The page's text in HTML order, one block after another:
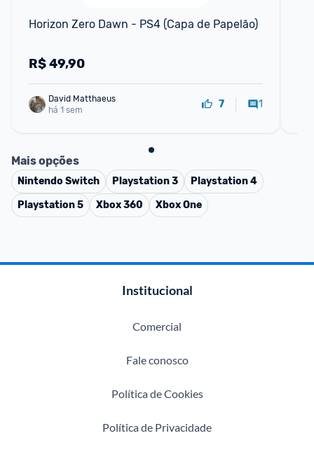
Horizon Zero Dawn - PS4 (Capa de Papelão)
R$49,90
há 1 sem
7 1
Mais opções
Nintendo Switch Playstation 3
Playstation 4
Playstation 5
Xbox 360 Xbox One
Institucional
Comercial
Fale conosco
Política de Cookies
Política de Privacidade